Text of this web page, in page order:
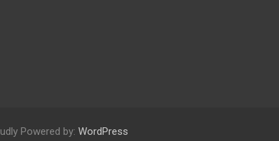
Powered by: WordPress